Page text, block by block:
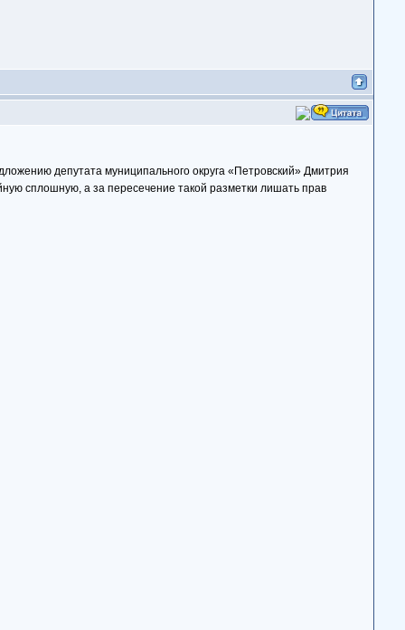
депутата муниципального округа «Петровский» Дмитрия
сплошную, а за пересечение такой разметки лишать прав